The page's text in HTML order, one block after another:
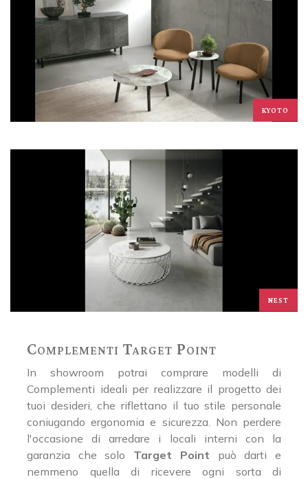
KYOTO
NEST
Complementi Target Point
In showroom potrai comprare modelli di
Complementi ideali per realizzare il progetto dei
tuoi desideri, che riflettano il tuo stile personale
coniugando ergonomia e sicurezza. Non perdere
l'occasione di arredare i locali interni con la
garanzia che solo Target Point può darti e
nemmeno quella di ricevere ogni sorta di